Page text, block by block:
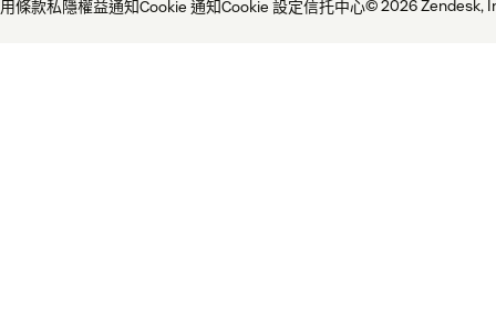
條款私隱權益通知Cookie 通知Cookie 設定信托中心© 2026 Zendesk,